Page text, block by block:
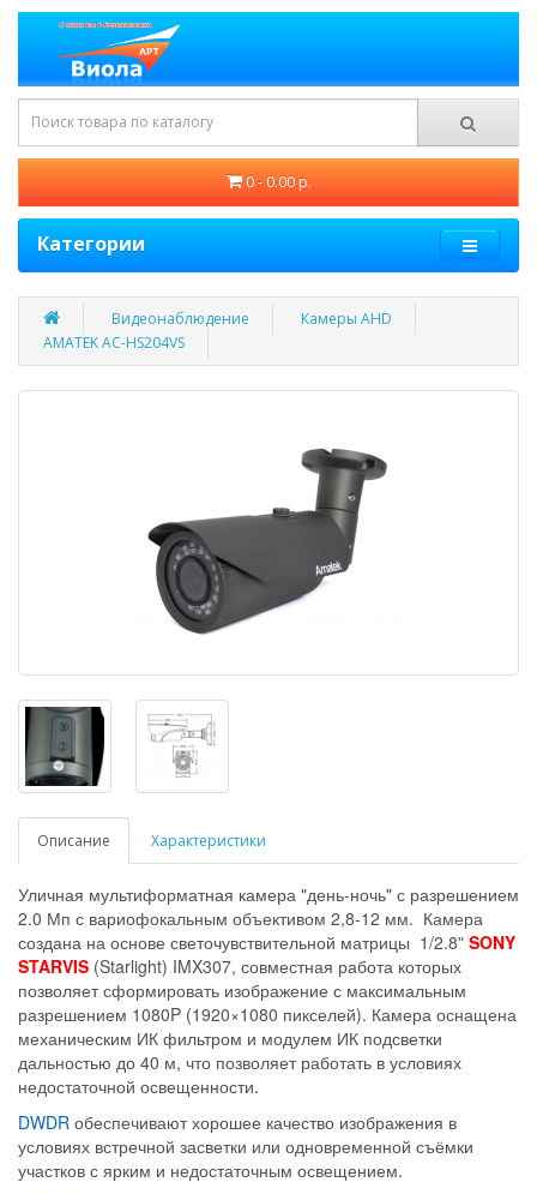
0 - 0.00 р.
Категории
Видеонаблюдение
Камеры AHD
AMATEK AC-HS204VS
Описание Характеристики
Уличная мультиформатная камера "день-ночь" с разрешением
2.0 Мп с вариофокальным объективом 2,8-12 мм. Камера
создана на основе светочувствительной матрицы 1/2.8ʺ SONY
STARVIS (Starlight) IMX307, совместная работа которых
позволяет сформировать изображение с максимальным
разрешением 1080P (1920×1080 пикселей). Камера оснащена
механическим ИК фильтром и модулем ИК подсветки
дальностью до 40 м, что позволяет работать в условиях
недостаточной освещенности.
DWDR обеспечивают хорошее качество изображения в
условиях встречной засветки или одновременной съёмки
участков с ярким и недостаточным освещением.